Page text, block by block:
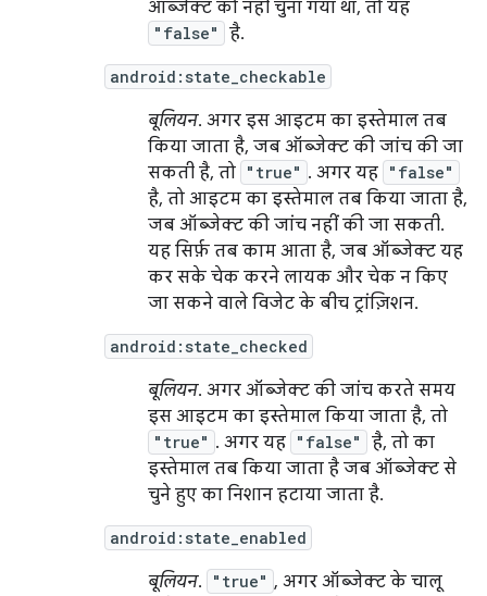
ऑब्जेक्ट को नहीं चुना गया था, तो यह
"false" है.
android:state_checkable
बूलियन. अगर इस आइटम का इस्तेमाल तब
किया जाता है, जब ऑब्जेक्ट की जांच की जा
सकती है, तो "true" . अगर यह "false"
है, तो आइटम का इस्तेमाल तब किया जाता है,
जब ऑब्जेक्ट की जांच नहीं की जा सकती.
यह सिर्फ़ तब काम आता है, जब ऑब्जेक्ट यह
कर सके चेक करने लायक और चेक न किए
जा सकने वाले विजेट के बीच ट्रांज़िशन.
android:state_checked
बूलियन. अगर ऑब्जेक्ट की जांच करते समय
इस आइटम का इस्तेमाल किया जाता है, तो
"true" . अगर यह "false"
है, तो का
इस्तेमाल तब किया जाता है जब ऑब्जेक्ट से
चुने हुए का निशान हटाया जाता है.
android:state_enabled
बूलियन. "true" , अगर ऑब्जेक्ट के चालू